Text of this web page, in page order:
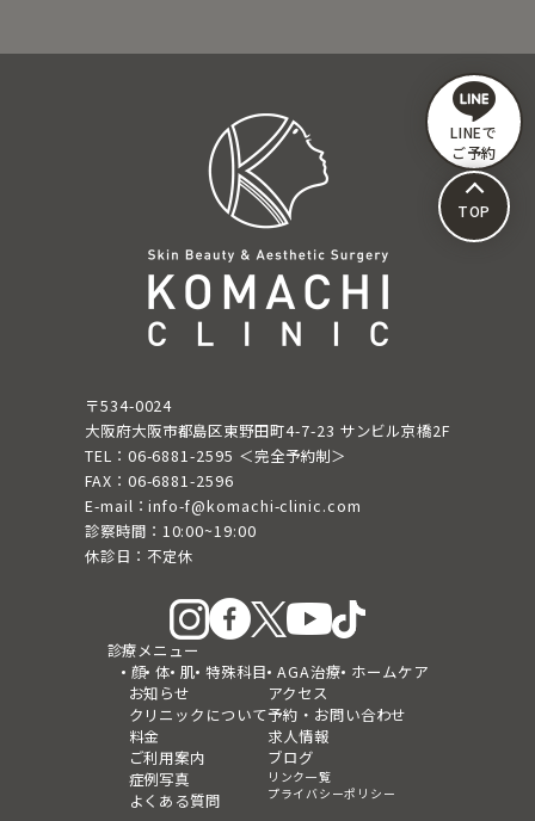
〒534-0024
大阪府大阪市都島区東野田町4-7-23 サンビル京橋2F
TEL：06-6881-2595 ＜完全予約制＞
FAX：06-6881-2596
E-mail：info-f@komachi-clinic.com
診察時間：10:00~19:00
休診日：不定休
診療メニュー
顔 体 肌 特殊科目 AGA治療 ホームケア
お知らせ
クリニックについて
料金
ご利用案内
症例写真
よくある質問
アクセス
予約・お問い合わせ
求人情報
ブログ
リンク一覧
プライバシーポリシー
LINEで
ご予約
TOP